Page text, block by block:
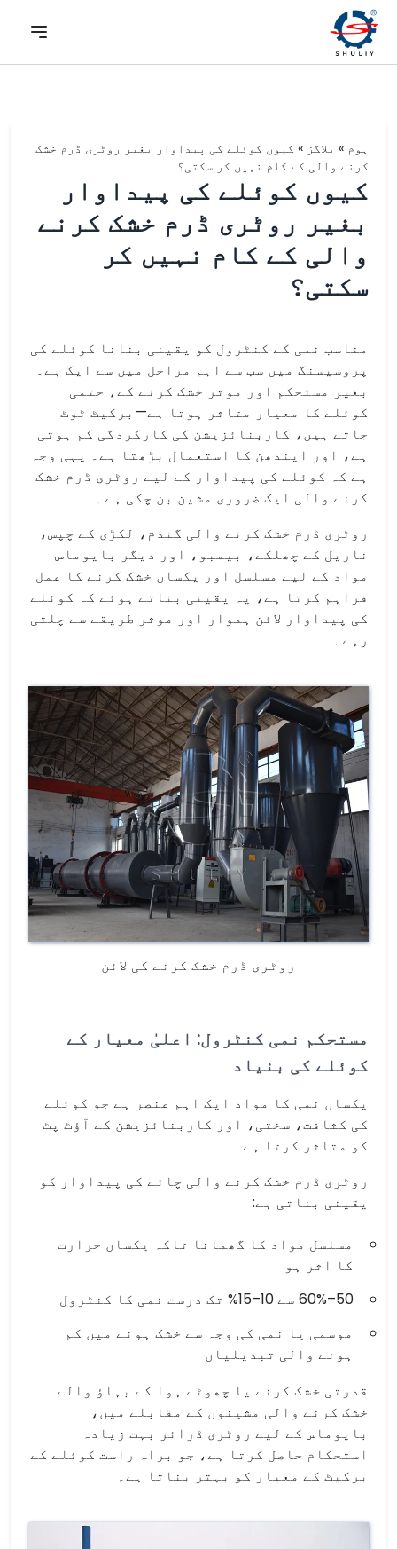
ہوم » بلاگز » کیوں کوئلے کی پیداوار بغیر روٹری ڈرم خشک
کرنے والی کے کام نہیں کر سکتی؟
کیوں کوئلے کی پیداوار
بغیر روٹری ڈرم خشک کرنے
والی کے کام نہیں کر
سکتی؟
مناسب نمی کے کنٹرول کو یقینی بنانا کوئلے کی
پروسیسنگ میں سب سے اہم مراحل میں سے ایک ہے۔
بغیر مستحکم اور موثر خشک کرنے کے، حتمی
کوئلے کا معیار متاثر ہوتا ہے—برکیٹ ٹوٹ
جاتے ہیں، کاربنائزیشن کی کارکردگی کم ہوتی
ہے، اور ایندھن کا استعمال بڑھتا ہے۔ یہی وجہ
ہے کہ کوئلے کی پیداوار کے لیے روٹری ڈرم خشک
کرنے والی ایک ضروری مشین بن چکی ہے۔
روٹری ڈرم خشک کرنے والی گندم، لکڑی کے چپس،
ناریل کے چھلکے، بیمبو، اور دیگر بایوماس
مواد کے لیے مسلسل اور یکساں خشک کرنے کا عمل
فراہم کرتا ہے، یہ یقینی بناتے ہوئے کہ کوئلے
کی پیداوار لائن ہموار اور موثر طریقے سے چلتی
رہے۔
روٹری ڈرم خشک کرنے کی لائن
مستحکم نمی کنٹرول: اعلیٰ معیار کے
کوئلے کی بنیاد
یکساں نمی کا مواد ایک اہم عنصر ہے جو کوئلے
کی کثافت، سختی، اور کاربنائزیشن کے آؤٹ پٹ
کو متاثر کرتا ہے۔
روٹری ڈرم خشک کرنے والی چائے کی پیداوار کو
یقینی بناتی ہے:
مسلسل مواد کا گھمانا تاکہ یکساں حرارت
کا اثر ہو
50–60% سے 10–15% تک درست نمی کا کنٹرول
موسمی یا نمی کی وجہ سے خشک ہونے میں کم
ہونے والی تبدیلیاں
قدرتی خشک کرنے یا چھوٹے ہوا کے بہاؤ والے
خشک کرنے والی مشینوں کے مقابلے میں،
بایوماس کے لیے روٹری ڈرائر بہت زیادہ
استحکام حاصل کرتا ہے، جو براہ راست کوئلے کے
برکیٹ کے معیار کو بہتر بناتا ہے۔